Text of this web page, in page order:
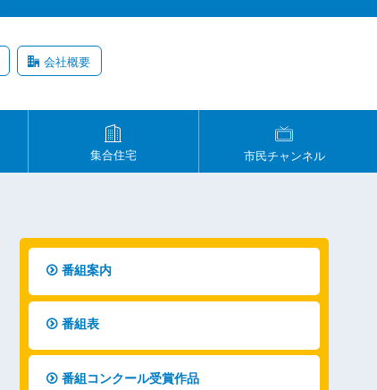
会社概要
集合住宅 市民チャンネル
番組案内
番組表
番組コンクール受賞作品